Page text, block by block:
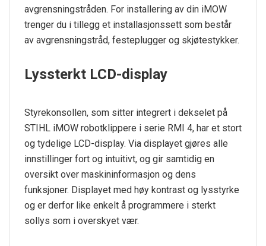
avgrensningstråden. For installering av din iMOW
trenger du i tillegg et installasjonssett som består
av avgrensningstråd, festeplugger og skjøtestykker.
Lyssterkt LCD-display
Styrekonsollen, som sitter integrert i dekselet på
STIHL iMOW robotklippere i serie RMI 4, har et stort
og tydelige LCD-display. Via displayet gjøres alle
innstillinger fort og intuitivt, og gir samtidig en
oversikt over maskininformasjon og dens
funksjoner. Displayet med høy kontrast og lysstyrke
og er derfor like enkelt å programmere i sterkt
sollys som i overskyet vær.